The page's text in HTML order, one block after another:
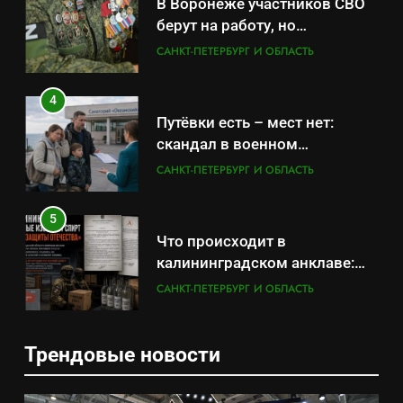
В Воронеже участников СВО
берут на работу, но
удержаться удаётся не всем
САНКТ-ПЕТЕРБУРГ И ОБЛАСТЬ
4
Путёвки есть – мест нет:
скандал в военном
санатории Владивостока
САНКТ-ПЕТЕРБУРГ И ОБЛАСТЬ
5
Что происходит в
калининградском анклаве:
военные изымают спирт «для
САНКТ-ПЕТЕРБУРГ И ОБЛАСТЬ
«500-тонный беспилотник»
Трендовые новости
5
Что происходит в